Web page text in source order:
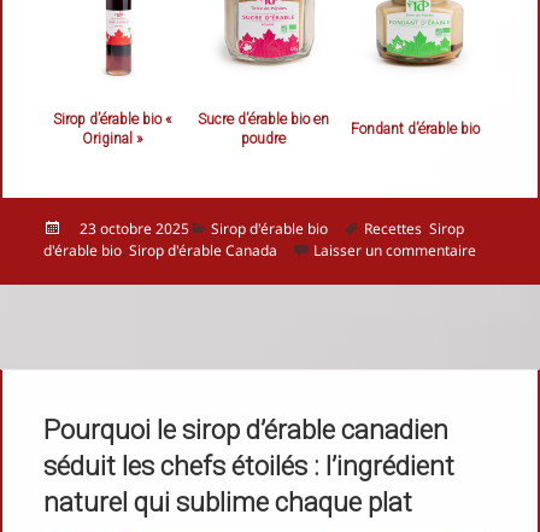
Sirop d’érable bio «
Original »
Sucre d’érable bio en
poudre
Fondant d’érable bio
Publié
le
23 octobre 2025 Catégories
Sirop d'érable bio
Mots-
clés
Recettes,Sirop
d'érable bio,Sirop d'érable Canada Laisser un commentairesur Le
Pourquoi le sirop d’érable canadien
séduit les chefs étoilés : l’ingrédient
naturel qui sublime chaque plat